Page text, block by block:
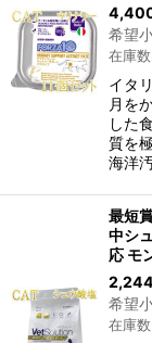
希望
在庫
イタ
月を
した
質を
海洋
最短
中シ
応 モ
2,244
希望
在庫